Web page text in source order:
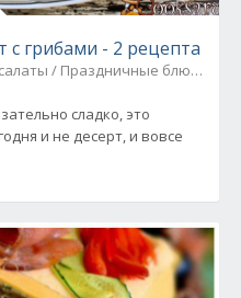
с грибами - 2 рецепта
/ Праздничные блюда
сладко, это
и не десерт, и вовсе